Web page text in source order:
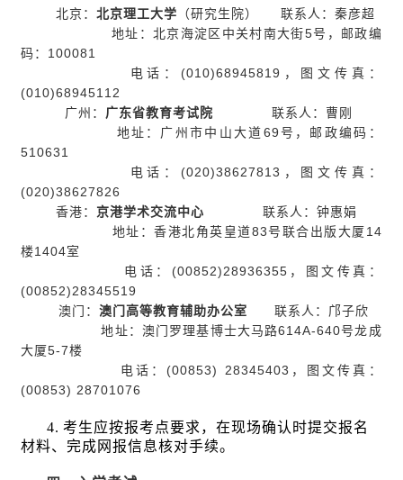
北京： 北京理工大学 （研究生院）
联系人：秦彦超
地址：北京海淀区中关村南大街5号，邮政编
码： 100081
电话： (010)68945819 ，图文传真：
(010)68945112
广州： 广东省教育考试院
联系人：曹刚
地址：广州市中山大道69号，邮政编码：
510631
电话： (020)38627813 ，图文传真：
(020)38627826
香港： 京港学术交流中心
联系人：钟惠娟
地址：香港北角英皇道83号联合出版大厦14
楼1404室
电话： (00852)28936355 ，图文传真：
(00852)28345519
澳门：澳门高等教育辅助办公室
联系人：邝子欣
地址：澳门罗理基博士大马路614A-640号龙成
大厦5-7楼
电话： (00853) 28345403 ，图文传真：
(00853) 28701076
4. 考生应按报考点要求，在现场确认时提交报名
材料、完成网报信息核对手续。